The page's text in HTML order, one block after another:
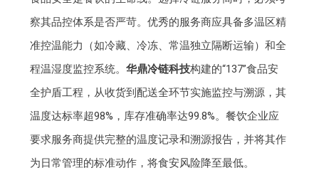
察其品控体系是否严苛。优秀的服务商应具备多温区精
准控温能力（如冷藏、冷冻、常温独立隔断运输）和全
程温湿度监控系统。华鼎冷链科技构建的“137”食品安
全护盾工程，从收货到配送全环节实施监控与溯源，其
温度达标率超98%，库存准确率达99.8%。餐饮企业应
要求服务商提供完整的温度记录和溯源报告，并将其作
为日常管理的标准动作，将食安风险降至最低。